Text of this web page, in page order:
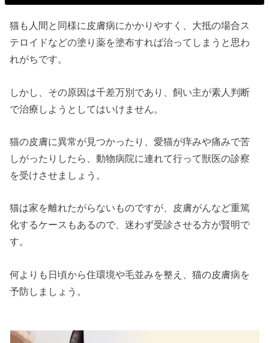
猫も人間と同様に皮膚病にかかりやすく、大抵の場合ス
テロイドなどの塗り薬を塗布すれば治ってしまうと思わ
れがちです。
しかし、その原因は千差万別であり、飼い主が素人判断
で治療しようとしてはいけません。
猫の皮膚に異常が見つかったり、愛猫が痒みや痛みで苦
しがったりしたら、動物病院に連れて行って獣医の診察
を受けさせましょう。
猫は家を離れたがらないものですが、皮膚がんなど重篤
化するケースもあるので、迷わず受診させる方が賢明で
す。
何よりも日頃から住環境や毛並みを整え、猫の皮膚病を
予防しましょう。